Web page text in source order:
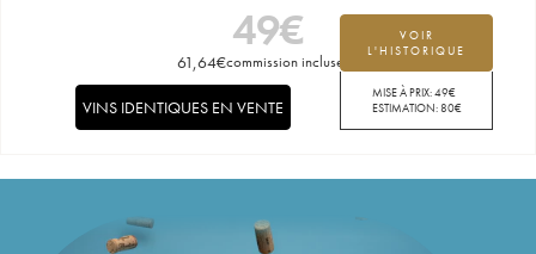
49€
61,64€commission incluse
VOIR
L'HISTORIQUE
MISE À PRIX:49€
ESTIMATION:80€
VINS IDENTIQUES EN VENTE